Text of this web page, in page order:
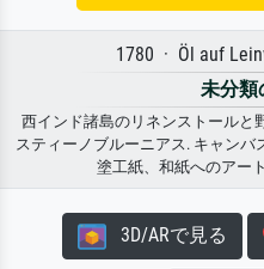
1780 · Öl auf
未分類
西インド諸島のリネンストールと
スティーノブルーニアス. キャン
塗工紙、和紙へのアー
3D/ARで見る